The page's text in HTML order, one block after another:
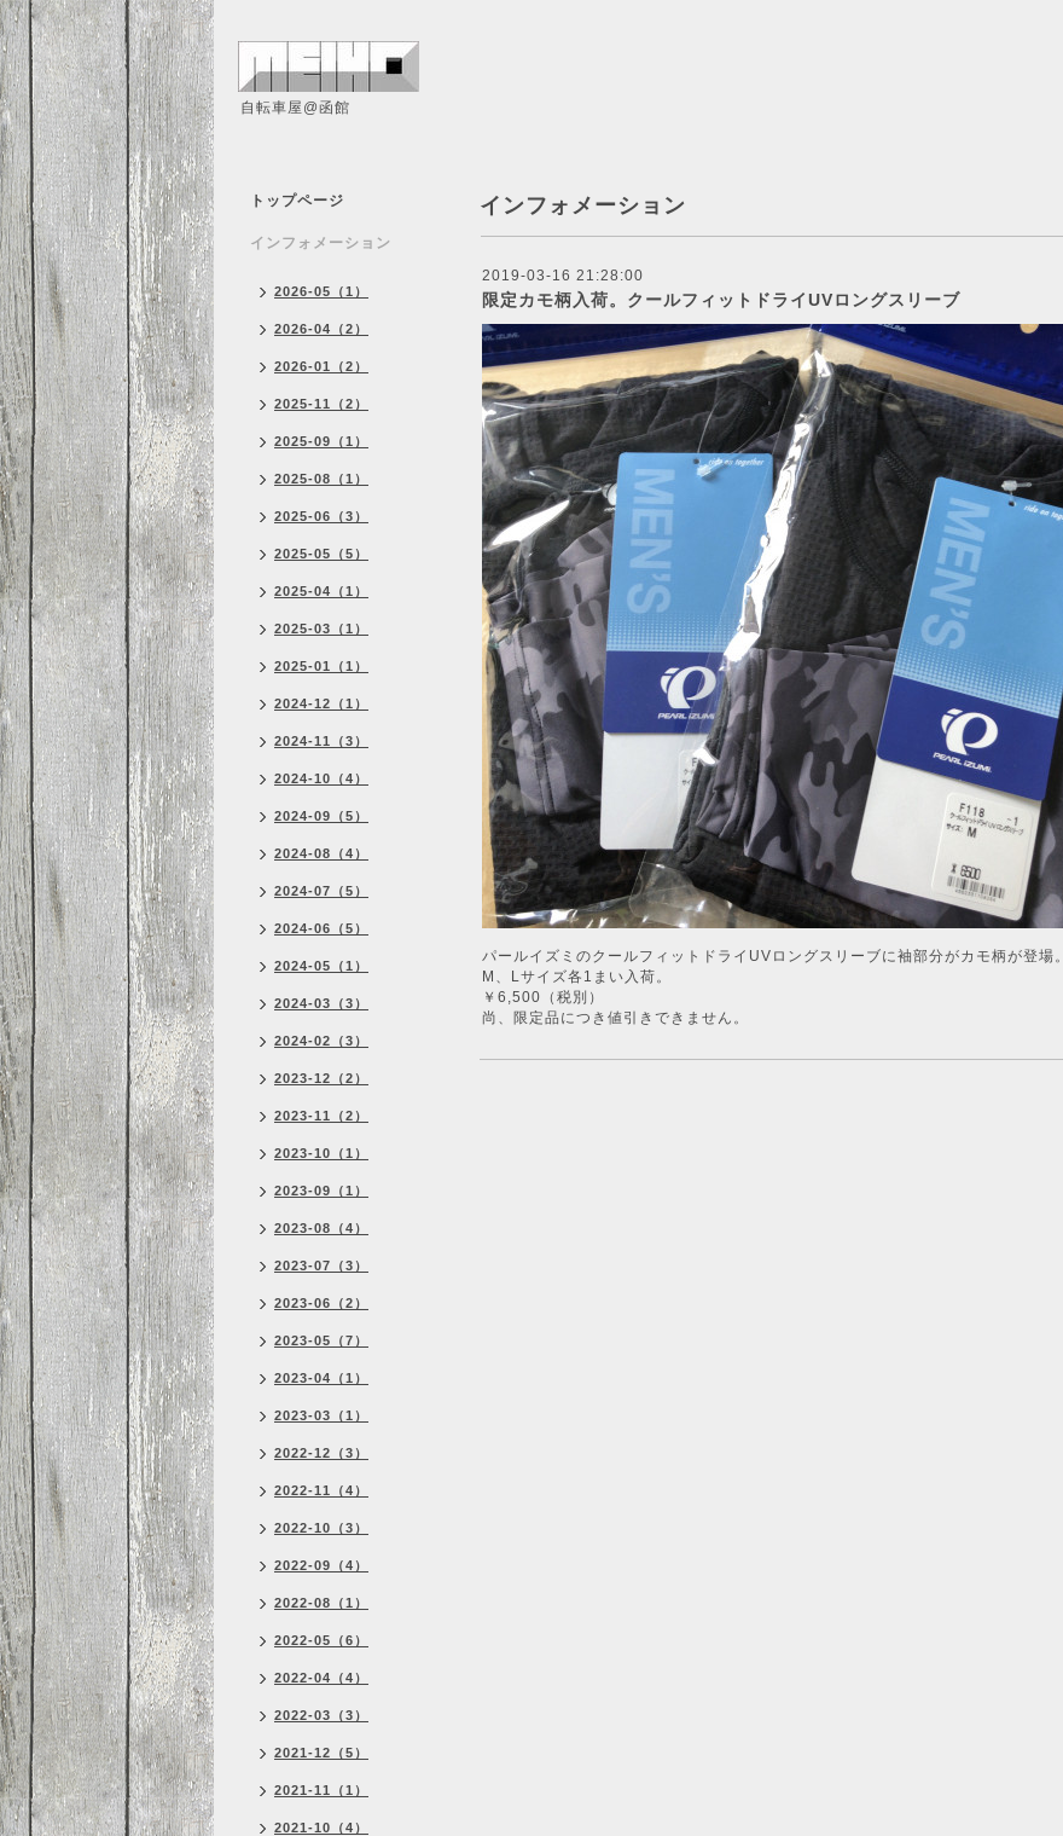
自転車屋@函館
インフォメーション
2019-03-16 21:28:00
限定カモ柄入荷。クールフィットドライUVロングスリーブ
パールイズミのクールフィットドライUVロングスリーブに袖部分がカモ柄が登場。
M、Lサイズ各1まい入荷。
￥6,500（税別）
尚、限定品につき値引きできません。
トップページ
インフォメーション
2026-05（1）
2026-04（2）
2026-01（2）
2025-11（2）
2025-09（1）
2025-08（1）
2025-06（3）
2025-05（5）
2025-04（1）
2025-03（1）
2025-01（1）
2024-12（1）
2024-11（3）
2024-10（4）
2024-09（5）
2024-08（4）
2024-07（5）
2024-06（5）
2024-05（1）
2024-03（3）
2024-02（3）
2023-12（2）
2023-11（2）
2023-10（1）
2023-09（1）
2023-08（4）
2023-07（3）
2023-06（2）
2023-05（7）
2023-04（1）
2023-03（1）
2022-12（3）
2022-11（4）
2022-10（3）
2022-09（4）
2022-08（1）
2022-05（6）
2022-04（4）
2022-03（3）
2021-12（5）
2021-11（1）
2021-10（4）